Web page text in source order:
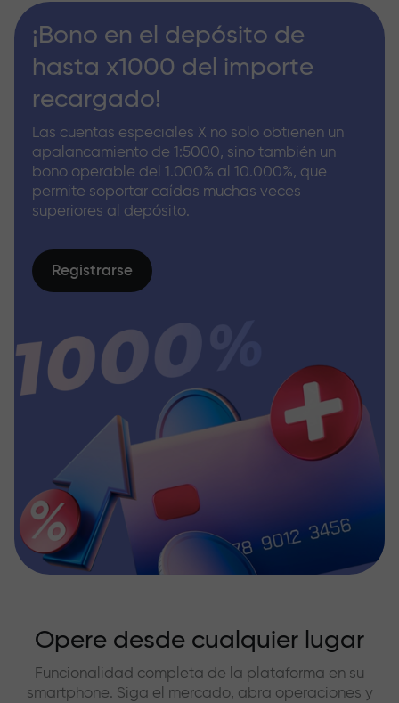
¡Bono en el depósito de
hasta x1000 del importe
recargado!
Las cuentas especiales X no solo obtienen un
apalancamiento de 1:5000, sino también un
bono operable del 1.000% al 10.000%, que
permite soportar caídas muchas veces
superiores al depósito.
Registrarse
Opere desde cualquier lugar
Funcionalidad completa de la plataforma en su
smartphone. Siga el mercado, abra operaciones y